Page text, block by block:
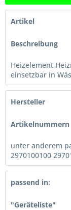
Artikel
Beschreibung
Heizelement
einsetzbar in
Hersteller
Artikelnummern
unter anderem
2970100100
passend in:
"Geräteliste"